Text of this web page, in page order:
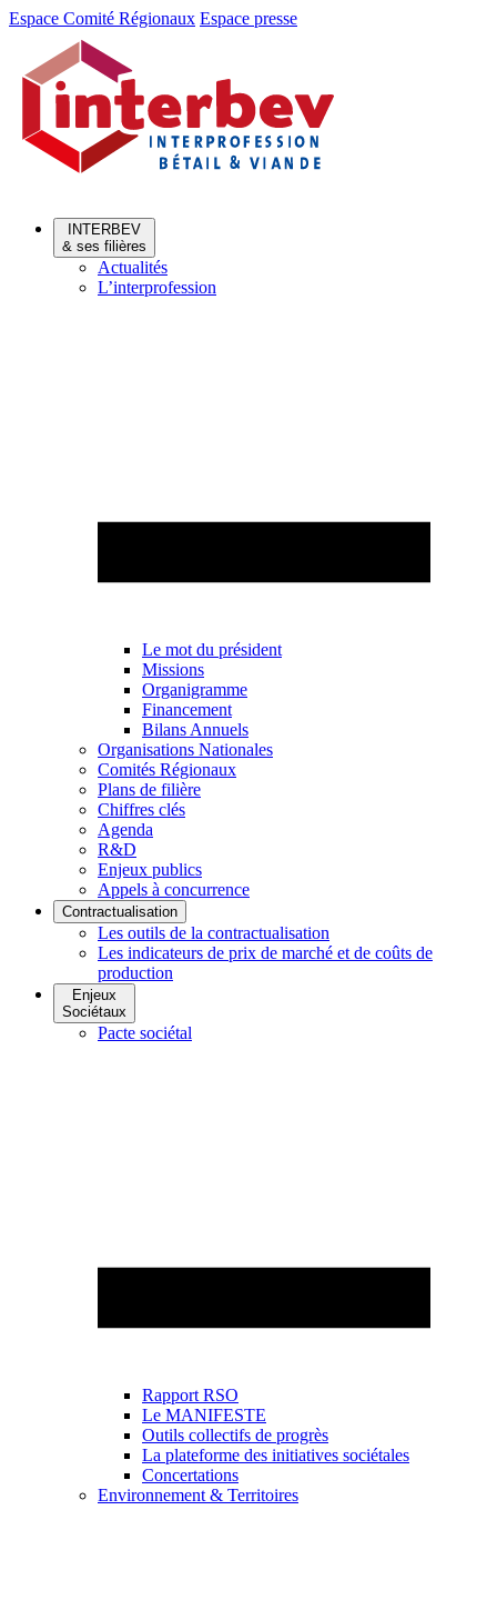
Aller
Aller
contenu
Espace Comité Régionaux Espace presse
INTERBEV
& ses filières
Actualités
L’interprofession
Le mot du président
Missions
Organigramme
Financement
Bilans Annuels
Organisations Nationales
Comités Régionaux
Plans de filière
Chiffres clés
Agenda
R&D
Enjeux publics
Appels à concurrence
Contractualisation
Les outils de la contractualisation
Les indicateurs de prix de marché et de coûts de
production
Enjeux
Sociétaux
Pacte sociétal
Rapport RSO
Le MANIFESTE
Outils collectifs de progrès
La plateforme des initiatives sociétales
Concertations
Environnement & Territoires